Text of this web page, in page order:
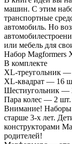
машин. С этим
транспортные
автомобиль. Но
или мебель для
Набор Magformers
В комплекте
XL-треугольник —
XL-квадрат — 16
Шестиугольник —
Пара колес — 2 шт.
Внимание! Наборы
старше 3-х лет.
конструкторами
родителей!